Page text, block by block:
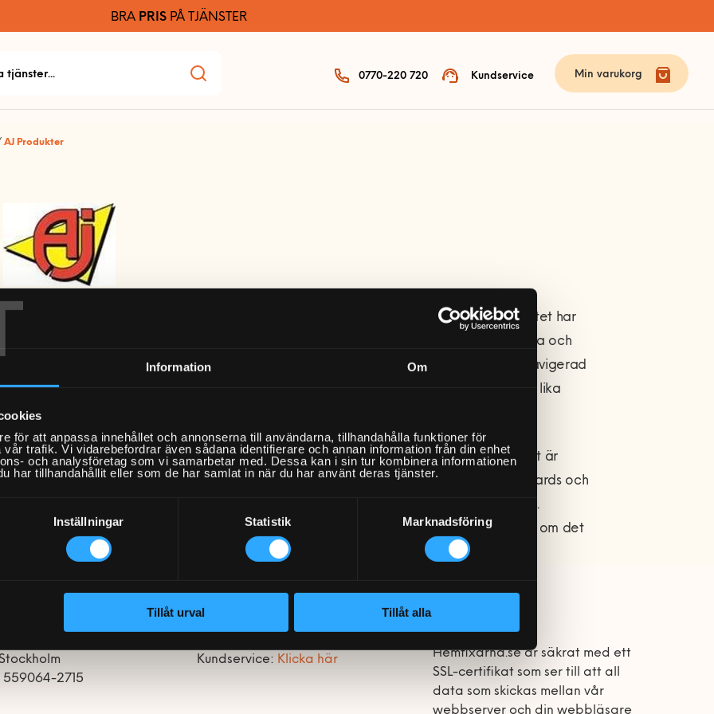
Information Om
för att anpassa innehållet och annonserna till användarna, tillhandahålla funktioner för
trafik. Vi vidarebefordrar även sådana identifierare och annan information från din enhet
och analysföretag som vi samarbetar med. Dessa kan i sin tur kombinera informationen
har tillhandahållit eller som de har samlat in när du har använt deras tjänster.
Inställningar Statistik Marknadsföring
Tillåt urval Tillåt alla
BRA PRISPÅ TJÄNSTER
0770-220 720 Kundservice Min varukorg
AJ Produkter
I 40 år har AJ Produkter levererat inredning till kontor, skola, lager och industri. Konceptet har
varit detsamma sedan starten – att vara ett ledande företag som erbjuder förstklassiga och
attraktiva produkter till rätt pris. Allt lättillgängligt via en inspirerande katalog, en lättnavigerad
E-handel eller med ett samtal till någon av AJ-produkters pålästa säljare. Konceptet är lika
aktuellt idag som när det startade.
Hemfixarna hjälper AJ produkters kunder att montera sina nya kontorsmöbler. Vanligast är
skrivbord, hurtsar och stolar men ibland hjälper vi även till med inredning som White boards och
projektorer. Allt som kommer levererat i kartong och som skall monteras är vår passion.
Tillsammans med AJ produkter ger vi kunden en bekväm och precis upplevelse oavsett om det
är en ommöblering eller en komplettering av kontoret.
Stockholm
559064-2715
Kundservice: Klicka här
Hemfixarna.se är säkrat med ett
SSL-certifikat som ser till att all
data som skickas mellan vår
webbserver och din webbläsare